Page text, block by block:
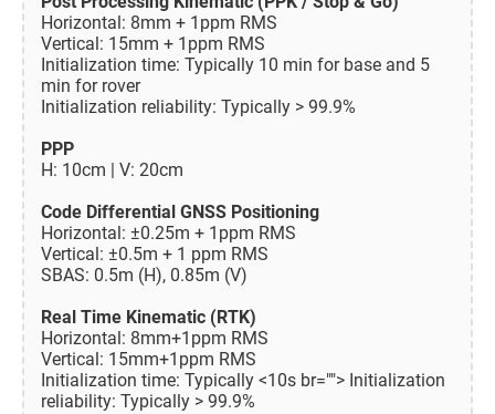
Horizontal: 8mm + 1ppm RMS
Vertical: 15mm + 1ppm RMS
Initialization time: Typically 10 min for base and 5
min for rover
Initialization reliability: Typically > 99.9%
PPP
H: 10cm | V: 20cm
Code Differential GNSS Positioning
Horizontal: ±0.25m + 1ppm RMS
Vertical: ±0.5m + 1 ppm RMS
SBAS: 0.5m (H), 0.85m (V)
Real Time Kinematic (RTK)
Horizontal: 8mm+1ppm RMS
Vertical: 15mm+1ppm RMS
Initialization time: Typically <10s br=""> Initialization
reliability: Typically > 99.9%